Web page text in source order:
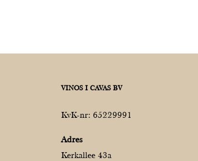
VINOS I CAVAS BV
KvK-nr: 65229991
Adres
Kerkallee 43a